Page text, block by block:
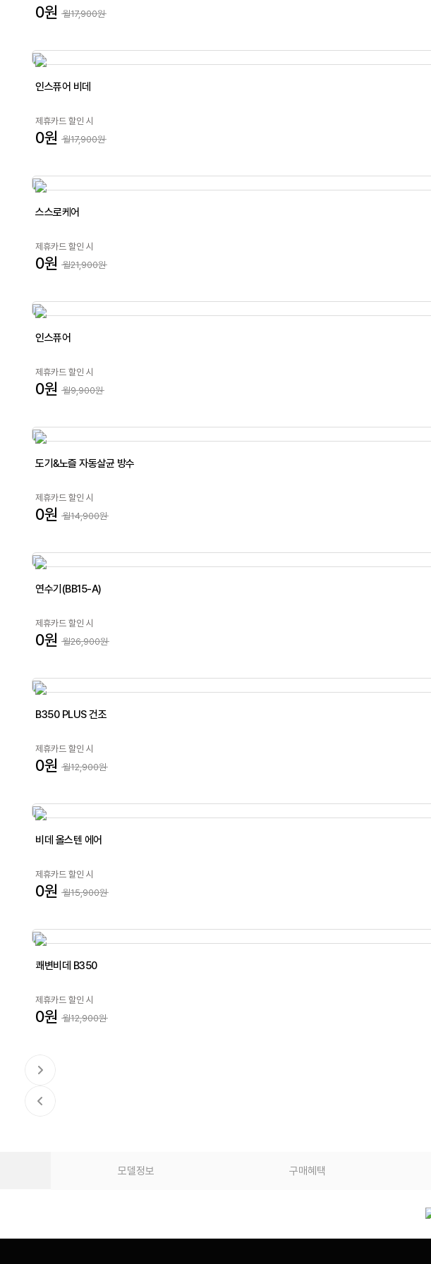
0원 월17,900원
인스퓨어 비데
제휴카드 할인 시
0원 월17,900원
스스로케어
제휴카드 할인 시
0원 월21,900원
인스퓨어
제휴카드 할인 시
0원 월9,900원
도기&노즐 자동살균 방수
제휴카드 할인 시
0원 월14,900원
연수기(BB15-A)
제휴카드 할인 시
0원 월26,900원
B350 PLUS 건조
제휴카드 할인 시
0원 월12,900원
비데 올스텐 에어
제휴카드 할인 시
0원 월15,900원
쾌변비데 B350
제휴카드 할인 시
0원 월12,900원
모델정보 구매혜택